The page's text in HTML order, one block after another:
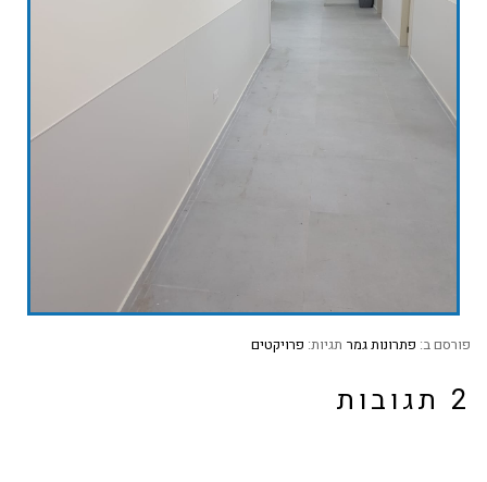
פורסם ב: פתרונות גמר תגיות: פרויקטים
2 תגובות